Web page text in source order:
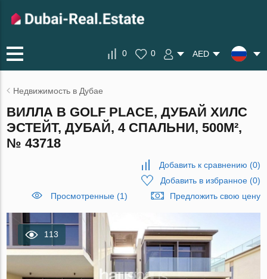
0 0 AED
Недвижимость в Дубае
ВИЛЛА В GOLF PLACE, ДУБАЙ ХИЛС
ЭСТЕЙТ, ДУБАЙ, 4 СПАЛЬНИ, 500М²,
№ 43718
Добавить к сравнению (0)
Добавить в избранное(0)
Просмотренные (1)
Предложить свою цену
113